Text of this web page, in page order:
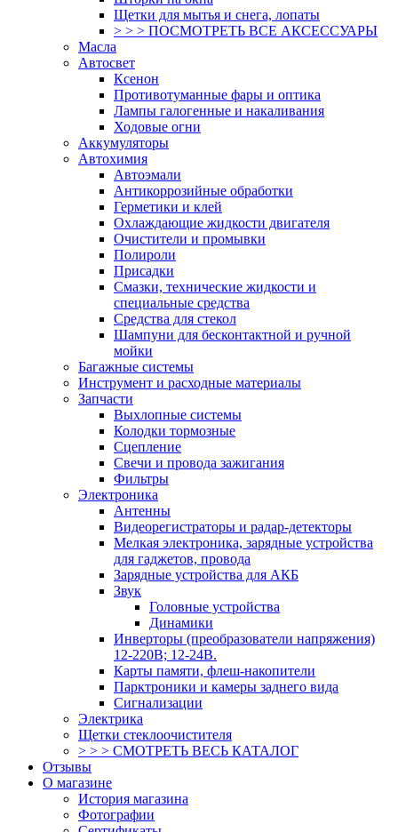
Щетки для мытья и снега, лопаты
> > > ПОСМОТРЕТЬ ВСЕ АКСЕССУАРЫ
Масла
Автосвет
Ксенон
Противотуманные фары и оптика
Лампы галогенные и накаливания
Ходовые огни
Аккумуляторы
Автохимия
Автоэмали
Антикоррозийные обработки
Герметики и клей
Охлаждающие жидкости двигателя
Очистители и промывки
Полироли
Присадки
Смазки, технические жидкости и
специальные средства
Средства для стекол
Шампуни для бесконтактной и ручной
мойки
Багажные системы
Инструмент и расходные материалы
Запчасти
Выхлопные системы
Колодки тормозные
Сцепление
Свечи и провода зажигания
Фильтры
Электроника
Антенны
Видеорегистраторы и радар-детекторы
Мелкая электроника, зарядные устройства
для гаджетов, провода
Зарядные устройства для АКБ
Звук
Головные устройства
Динамики
Инверторы (преобразователи напряжения)
12-220В; 12-24В.
Карты памяти, флеш-накопители
Парктроники и камеры заднего вида
Сигнализации
Электрика
Щетки стеклоочистителя
> > > СМОТРЕТЬ ВЕСЬ КАТАЛОГ
Отзывы
О магазине
История магазина
Фотографии